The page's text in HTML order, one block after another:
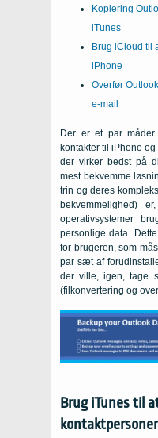
Kopiering
iTunes
Brug iCloud til
iPhone
Overfør
e-mail
Der er et par måder
kontakter til iPhone
der virker bedst på
mest bekvemme
trin og deres
bekvemmelighed)
operativsystemer
personlige data.
for brugeren, som
par sæt af
der ville, igen, tage
(filkonvertering og
Brug iTunes til